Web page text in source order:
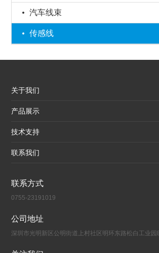
汽车线束
传感线
关于我们
产品展示
技术支持
联系我们
联系方式
0755-23191019
公司地址
深圳市光明新区公明街道上村社区明环东路松白工业园